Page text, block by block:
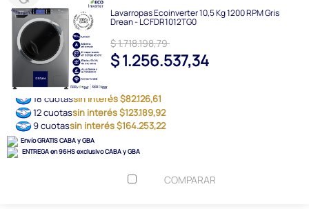
Lavarropas Ecoinverter 10,5 Kg 1200 RPM Gris
Drean - LCFDR1012TG0
$ 1.718.198,79
$ 1.256.537,34
18 cuotassin interés $82.126,61
12 cuotassin interés $123.189,92
9 cuotassin interés $164.253,22
Envío GRATIS CABA y GBA
ENTREGA en 96HS exclusivo CABA y GBA
COMPARAR